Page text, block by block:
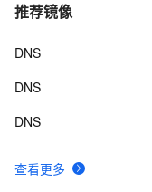
推荐镜像
查看更多
DNS
DNS
DNS